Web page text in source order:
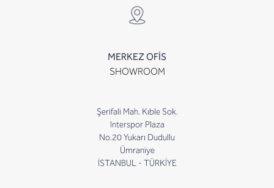
MERKEZ OFİS
SHOWROOM
Şerifali Mah. Kıble Sok.
Interspor Plaza
No.20 Yukarı Dudullu
Ümraniye
İSTANBUL - TÜRKİYE